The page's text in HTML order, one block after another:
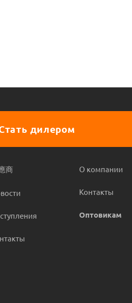
дилером
商 О компании
Контакты
Оптовикам